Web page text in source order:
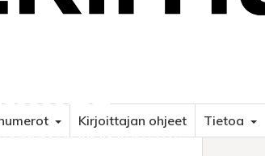
AIKAKAUSLEHTI
Kirjoittajan ohjeet Tietoa